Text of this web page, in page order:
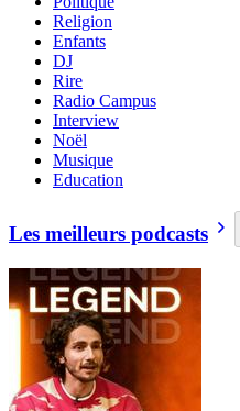
Religion
Enfants
DJ
Rire
Radio Campus
Interview
Noël
Musique
Education
Les meilleurs podcasts